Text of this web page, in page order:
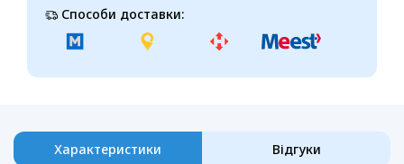
Способи доставки:
Характеристики Відгуки